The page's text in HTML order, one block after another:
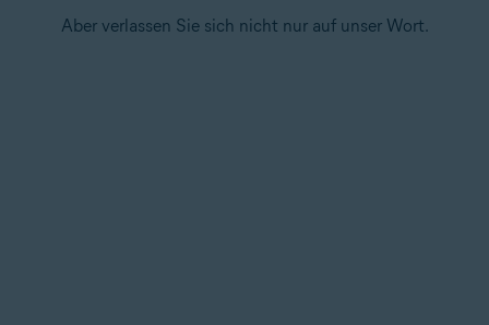
Aber verlassen Sie sich nicht nur auf unser Wort.